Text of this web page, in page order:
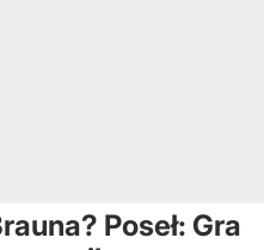
Poseł: Gra